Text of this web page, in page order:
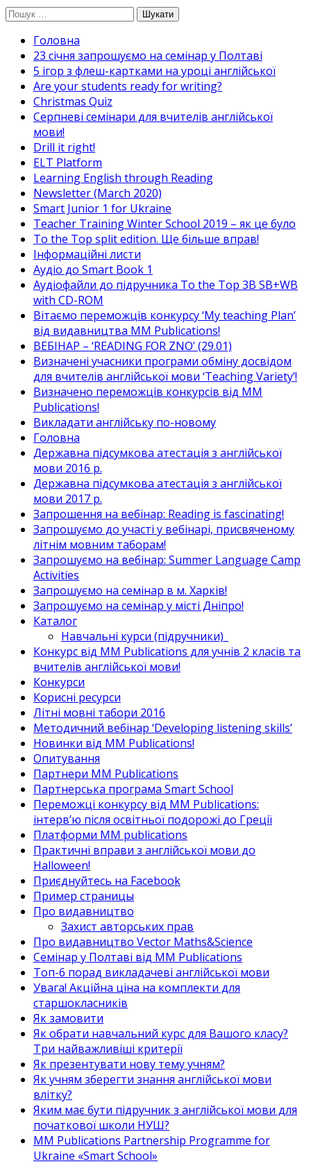
Перейти
вмісту
Пошук:
Головна
23 січня запрошуємо на семінар у Полтаві
5 ігор з флеш-картками на уроці англійської
Are your students ready for writing?
Christmas Quiz
Cерпневі семінари для вчителів англійської
мови!
Drill it right!
ELT Platform
Learning English through Reading
Newsletter (March 2020)
Smart Junior 1 for Ukraine
Teacher Training Winter School 2019 – як це було
To the Top split edition. Ще більше вправ!
Інформаційні листи
Аудіо до Smart Book 1
Аудіофайли до підручника To the Top 3B SB+WB
with CD-ROM
Вітаємо переможців конкурсу ‘My teaching Plan’
від видавництва MM Publications!
ВЕБІНАР – ‘READING FOR ZNO’ (29.01)
Визначені учасники програми обміну досвідом
для вчителів англійської мови ‘Teaching Variety’!
Визначено переможців конкурсів від MM
Publications!
Викладати англійську по-новому
Головна
Державна підсумкова атестація з англійської
мови 2016 р.
Державна підсумкова атестація з англійської
мови 2017 р.
Запрошення на вебінар: Reading is fascinating!
Запрошуємо до участі у вебінарі, присвяченому
літнім мовним таборам!
Запрошуємо на вебінар: Summer Language Camp
Activities
Запрошуємо на семінар в м. Харків!
Запрошуємо на семінар у місті Дніпро!
Каталог
Навчальні курси (підручники)_
Конкурс від MM Publications для учнів 2 класів та
вчителів англійської мови!
Конкурси
Корисні ресурси
Літні мовні табори 2016
Методичний вебінар ‘Developing listening skills’
Новинки від MM Publications!
Опитування
Партнери MM Publications
Партнерська програма Smart School
Переможці конкурсу від MM Publications:
інтерв’ю після освітньої подорожі до Греції
Платформи MM publications
Практичні вправи з англійської мови до
Halloween!
Приєднуйтесь на Facebook
Пример страницы
Про видавництво
Захист авторських прав
Про видавництво Vector Maths&Science
Семінар у Полтаві від MM Publications
Топ-6 порад викладачеві англійської мови
Увага! Акційна ціна на комплекти для
старшокласників
Як замовити
Як обрати навчальний курс для Вашого класу?
Три найважливіші критерії
Як презентувати нову тему учням?
Як учням зберегти знання англійської мови
влітку?
Яким має бути підручник з англійської мови для
початкової школи НУШ?
MM Publications Partnership Programme for
Ukraine «Smart School»